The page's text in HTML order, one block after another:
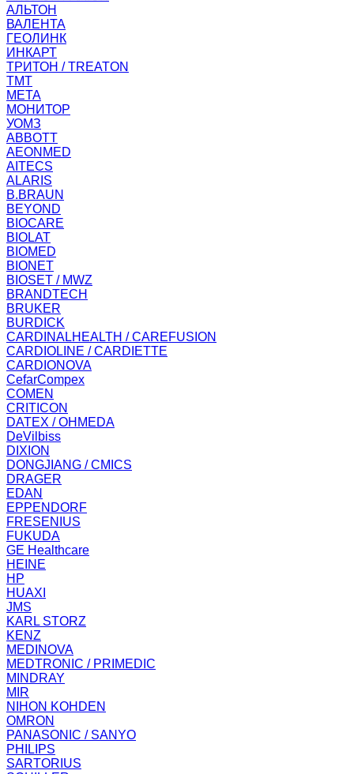
АЛЬТОН
ВАЛЕНТА
ГЕОЛИНК
ИНКАРТ
ТРИТОН / TREATON
ТМТ
МЕТА
МОНИТОР
УОМЗ
ABBOTT
AEONMED
AITECS
ALARIS
B.BRAUN
BEYOND
BIOCARE
BIOLAT
BIOMED
BIONET
BIOSET / MWZ
BRANDTECH
BRUKER
BURDICK
CARDINALHEALTH / CAREFUSION
CARDIOLINE / CARDIETTE
CARDIONOVA
CefarCompex
COMEN
CRITICON
DATEX / OHMEDA
DeVilbiss
DIXION
DONGJIANG / CMICS
DRAGER
EDAN
EPPENDORF
FRESENIUS
FUKUDA
GE Healthcare
HEINE
HP
HUAXI
JMS
KARL STORZ
KENZ
MEDINOVA
MEDTRONIC / PRIMEDIC
MINDRAY
MIR
NIHON KOHDEN
OMRON
PANASONIC / SANYO
PHILIPS
SARTORIUS